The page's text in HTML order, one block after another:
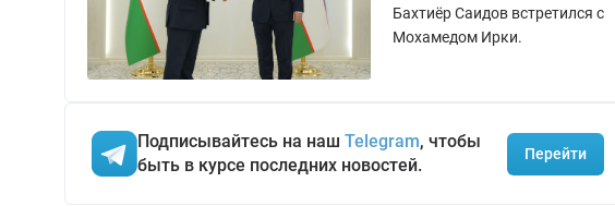
посла Алжира
Бахтиёр Саидов встретился с
Мохамедом Ирки.
Подписывайтесь на наш Telegram, чтобы
быть в курсе последних новостей.
Перейти